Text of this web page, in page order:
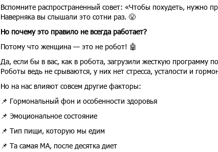
Вспомните распространенный совет: «Чтобы похудеть, нужно
Наверняка вы слышали это сотни раз. 😤
Но почему это правило не всегда работает?
Потому что женщина — это не робот! 🤖
Да, если бы в вас, как в робота, загрузили жесткую программу
Роботы ведь не срываются, у них нет стресса, усталости и
Но на нас влияют совсем другие факторы:
📌 Гормональный фон и особенности здоровья
📌 Эмоциональное состояние
📌 Тип пищи, которую мы едим
📌 Та самая МА, после десятка диет